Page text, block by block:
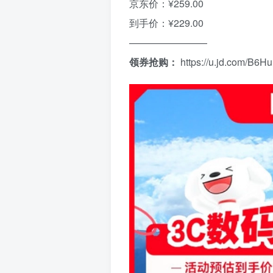
京东价：¥259.00
到手价：¥229.00
————————
领券抢购： https://u.jd.com/